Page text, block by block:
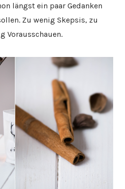
längst ein paar Gedanken
Zu wenig Skepsis, zu
Vorausschauen.